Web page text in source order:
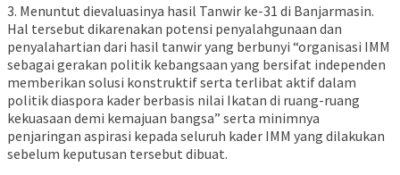
3. Menuntut dievaluasinya hasil Tanwir ke-31 di Banjarmasin.
Hal tersebut dikarenakan potensi penyalahgunaan dan
penyalahartian dari hasil tanwir yang berbunyi “organisasi IMM
sebagai gerakan politik kebangsaan yang bersifat independen
memberikan solusi konstruktif serta terlibat aktif dalam
politik diaspora kader berbasis nilai Ikatan di ruang-ruang
kekuasaan demi kemajuan bangsa” serta minimnya
penjaringan aspirasi kepada seluruh kader IMM yang dilakukan
sebelum keputusan tersebut dibuat.